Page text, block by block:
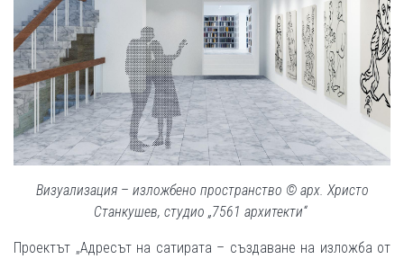
Визуализация – изложбено пространство © арх. Христо
Станкушев, студио „7561 архитекти“
Проектът „Адресът на сатирата – създаване на изложба от